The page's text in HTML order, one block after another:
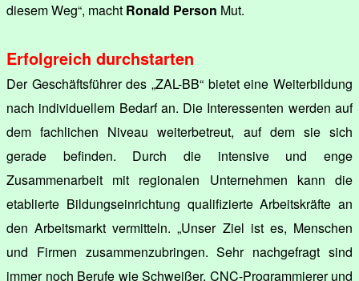
diesem Weg“, macht Ronald Person Mut.
Erfolgreich durchstarten
Der Geschäftsführer des „ZAL-BB“ bietet eine Weiterbildung
nach individuellem Bedarf an. Die Interessenten werden auf
dem fachlichen Niveau weiterbetreut, auf dem sie sich
gerade befinden. Durch die intensive und enge
Zusammenarbeit mit regionalen Unternehmen kann die
etablierte Bildungseinrichtung qualifizierte Arbeitskräfte an
den Arbeitsmarkt vermitteln. „Unser Ziel ist es, Menschen
und Firmen zusammenzubringen. Sehr nachgefragt sind
immer noch Berufe wie Schweißer, CNC-Programmierer und